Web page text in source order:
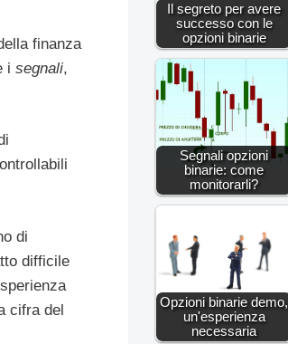
finanza
i segnali,
di
difficile
cifra del
Il segreto per avere
successo con le
opzioni binarie
Segnali opzioni
binarie: come
monitorarli?
Opzioni binarie demo,
un'esperienza
necessaria